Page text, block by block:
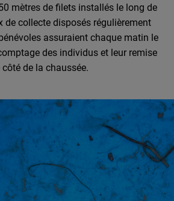
mètres de filets installés le long de
de collecte disposés régulièrement
assuraient chaque matin le
des individus et leur remise
côté de la chaussée.